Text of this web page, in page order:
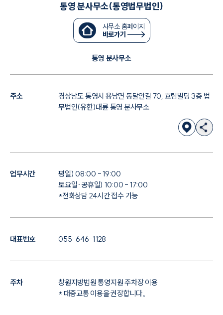
통영 분사무소(통영법무법인)
사무소 홈페이지
바로가기
통영 분사무소
주소
경상남도 통영시 용남면 동달안길 70, 효림빌딩 3층 법
무법인(유한)대륜 통영 분사무소
업무시간
평일) 08:00 - 19:00
토요일·공휴일) 10:00 - 17:00
*전화상담 24시간 접수 가능
대표번호 055-646-1128
주차
창원지방법원 통영지원 주차장 이용
* 대중교통 이용을 권장합니다。